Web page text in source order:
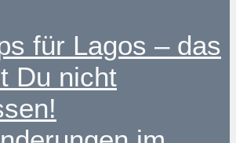
für Lagos – das
Du nicht